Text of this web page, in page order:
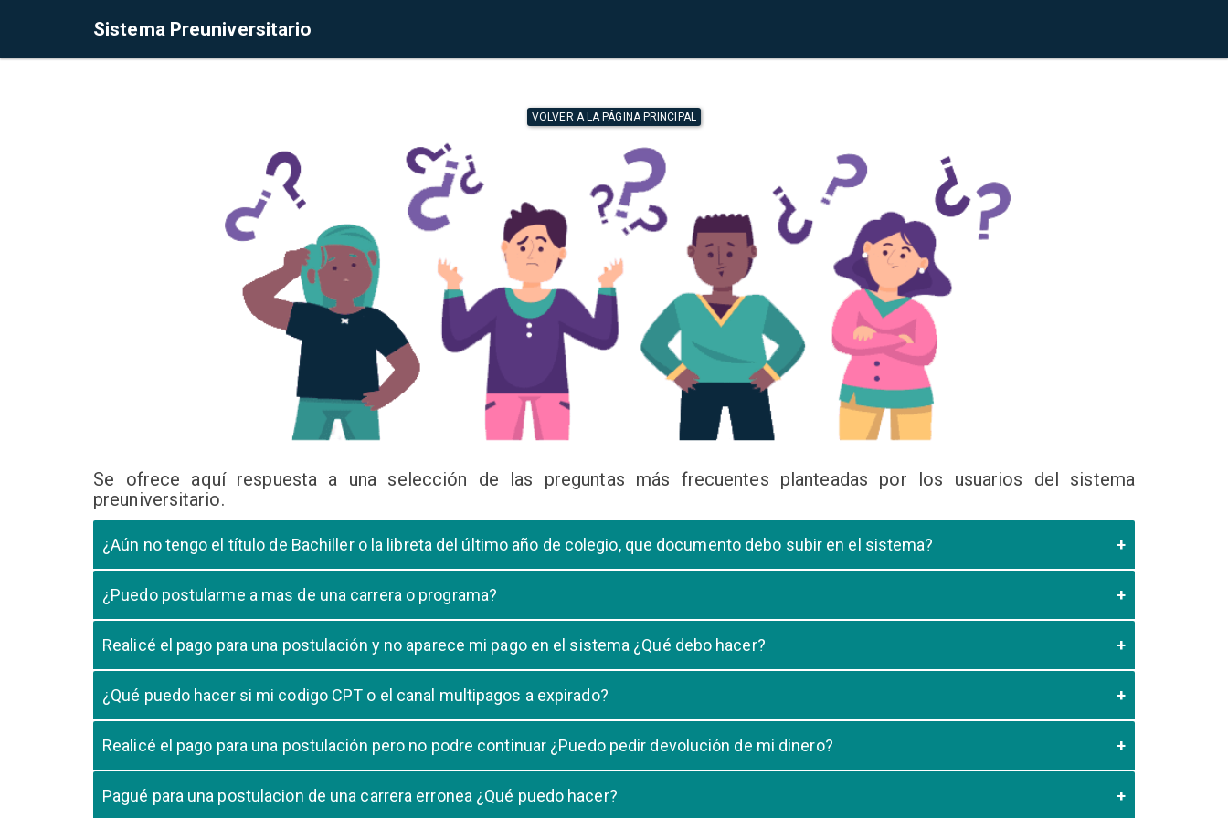
Sistema Preuniversitario
VOLVER A LA PÁGINA PRINCIPAL
Se ofrece aquí respuesta a una selección de las preguntas más frecuentes planteadas por los usuarios del sistema
preuniversitario.
¿Aún no tengo el título de Bachiller o la libreta del último año de colegio, que documento debo subir en el sistema?
cursando el ultimo año.
¿Puedo postularme a mas de una carrera o programa?
Realicé el pago para una postulación y no aparece mi pago en el sistema ¿Qué debo hacer?
pago, debe comunicarse con su unidad de admisión e indicar que no se registró su pago.
¿Qué puedo hacer si mi codigo CPT o el canal multipagos a expirado?
su postulación.
Realicé el pago para una postulación pero no podre continuar ¿Puedo pedir devolución de mi dinero?
Pagué para una postulacion de una carrera erronea ¿Qué puedo hacer?